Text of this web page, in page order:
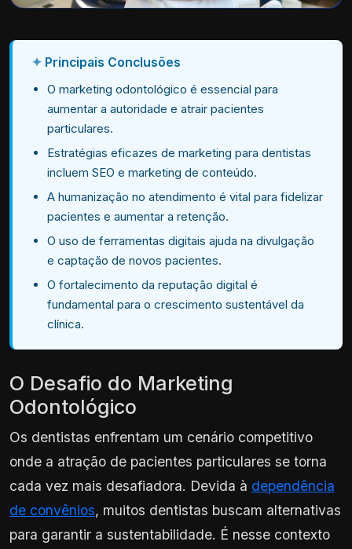
Principais Conclusões
O marketing odontológico é essencial para
aumentar a autoridade e atrair pacientes
particulares.
Estratégias eficazes de marketing para dentistas
incluem SEO e marketing de conteúdo.
A humanização no atendimento é vital para fidelizar
pacientes e aumentar a retenção.
O uso de ferramentas digitais ajuda na divulgação
e captação de novos pacientes.
O fortalecimento da reputação digital é
fundamental para o crescimento sustentável da
clínica.
O Desafio do Marketing
Odontológico
Os dentistas enfrentam um cenário competitivo
onde a atração de pacientes particulares se torna
cada vez mais desafiadora. Devida à dependência
de convênios, muitos dentistas buscam alternativas
para garantir a sustentabilidade. É nesse contexto